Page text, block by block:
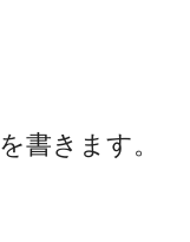
書きます。